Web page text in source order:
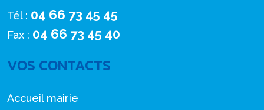
Tél : 04 66 73 45 45
Fax : 04 66 73 45 40
VOS CONTACTS
Accueil mairie